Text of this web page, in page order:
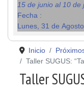
15 de junio al 10 de
Fecha :
Lunes, 31 de
Inicio
Taller SUGUS:
Taller